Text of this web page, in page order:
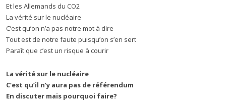
Et les Allemands du CO2
La vérité sur le nucléaire
C’est qu’on n’a pas notre mot à dire
Tout est de notre faute puisqu’on s’en sert
Paraît que c’est un risque à courir
La vérité sur le nucléaire
C’est qu’il n’y aura pas de référendum
En discuter mais pourquoi faire?